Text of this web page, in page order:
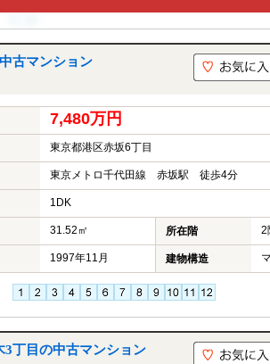
古マンション
7,480万円
東京都港区赤坂6丁目
東京メトロ千代田線 赤坂駅 徒歩4分
1DK
31.52㎡ 所在階 2
1997年11月 建物構造
丁目の中古マンション